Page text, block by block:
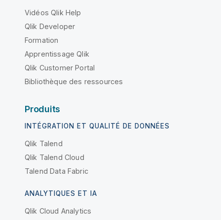
Vidéos Qlik Help
Qlik Developer
Formation
Apprentissage Qlik
Qlik Customer Portal
Bibliothèque des ressources
Produits
INTÉGRATION ET QUALITÉ DE DONNÉES
Qlik Talend
Qlik Talend Cloud
Talend Data Fabric
ANALYTIQUES ET IA
Qlik Cloud Analytics